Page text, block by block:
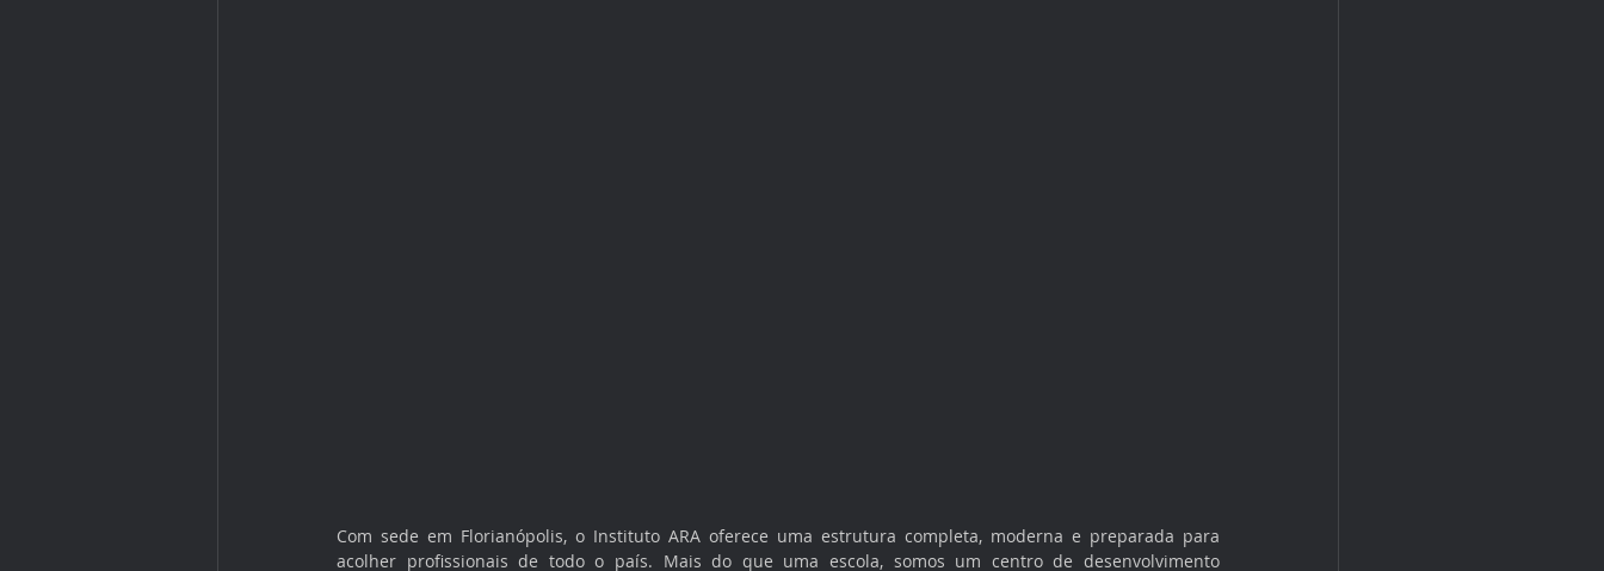
Com sede em Florianópolis, o Instituto ARA oferece uma estrutura completa, moderna e preparada para
acolher profissionais de todo o país. Mais do que uma escola, somos um centro de desenvolvimento